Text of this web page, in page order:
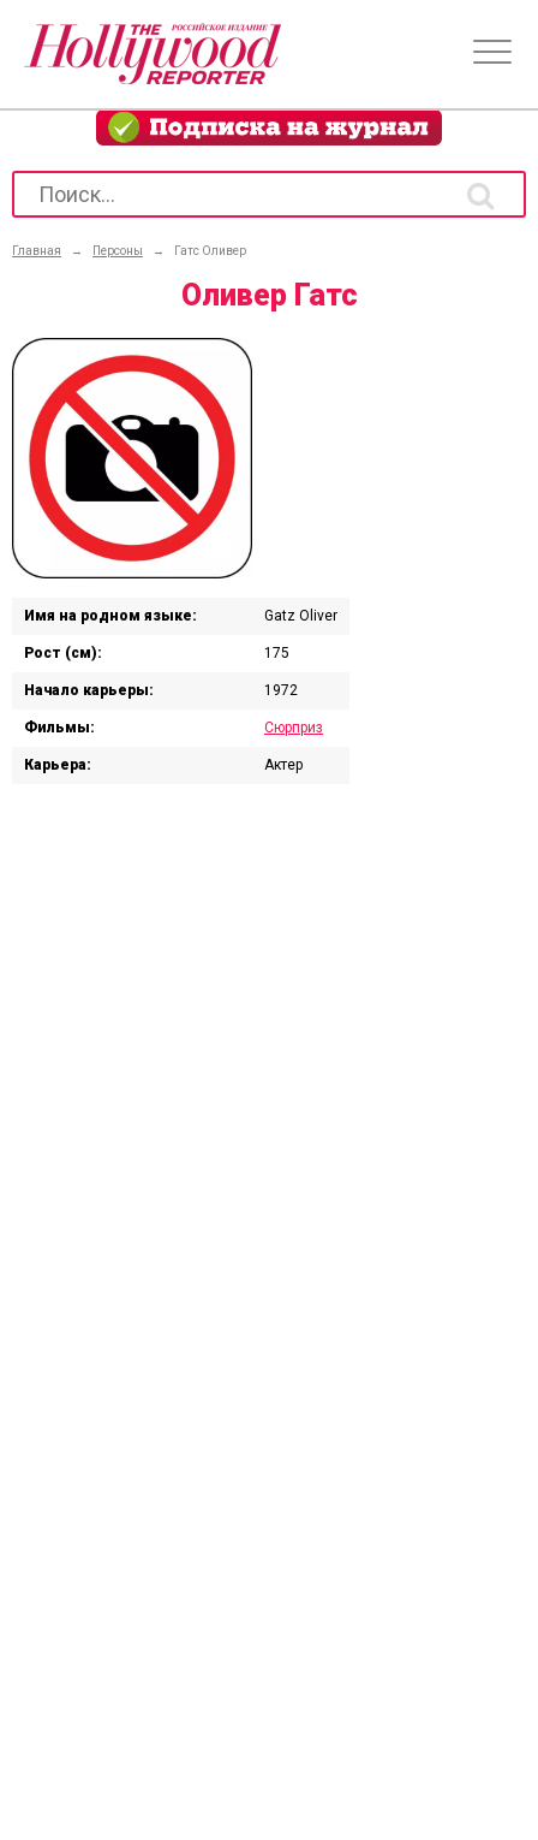
Главная → Персоны → Гатс Оливер
Оливер Гатс
Имя на родном языке: Gatz Oliver
Рост (см): 175
Начало карьеры: 1972
Фильмы: Сюрприз
Карьера: Актер